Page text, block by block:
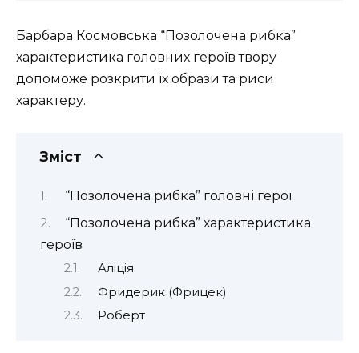
Барбара Космовська “Позолочена рибка”
характеристика головних героїв твору
допоможе розкрити їх образи та риси
характеру.
Зміст
“Позолочена рибка” головні герої
“Позолочена рибка” характеристика
героїв
Аліція
Фридерик (Фрицек)
Роберт